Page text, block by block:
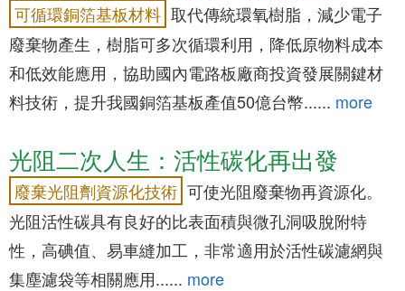
可循環銅箔基板材料 取代傳統環氧樹脂，減少電子
廢棄物產生，樹脂可多次循環利用，降低原物料成本
和低效能應用，協助國內電路板廠商投資發展關鍵材
料技術，提升我國銅箔基板產值50億台幣...... more
光阻二次人生：活性碳化再出發
廢棄光阻劑資源化技術 可使光阻廢棄物再資源化。
光阻活性碳具有良好的比表面積與微孔洞吸脫附特
性，高碘值、易車縫加工，非常適用於活性碳濾網與
集塵濾袋等相關應用...... more